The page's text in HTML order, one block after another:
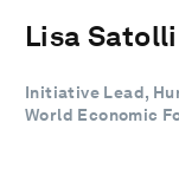
Lisa Satolli
Initiative Lead,
World Economic